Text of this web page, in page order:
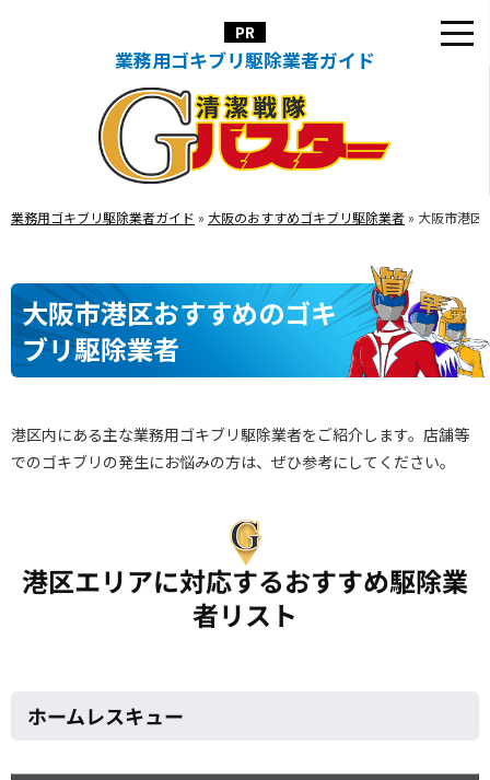
業務用ゴキブリ駆除業者ガイド
業務用ゴキブリ駆除業者ガイド » 大阪のおすすめゴキブリ駆除業者 » 大阪市港区
大阪市港区おすすめのゴキ
ブリ駆除業者
港区内にある主な業務用ゴキブリ駆除業者をご紹介します。店舗等
でのゴキブリの発生にお悩みの方は、ぜひ参考にしてください。
港区エリアに対応するおすすめ駆除業
者リスト
ホームレスキュー